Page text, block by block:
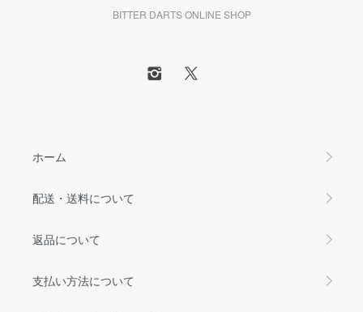
BITTER DARTS ONLINE SHOP
ホーム
配送・送料について
返品について
支払い方法について